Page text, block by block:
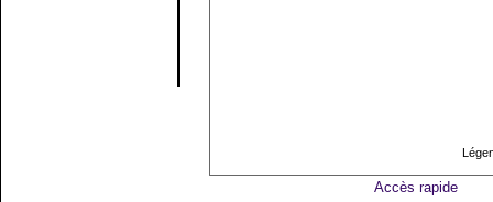
Accès rapide